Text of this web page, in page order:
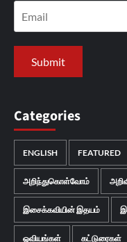
Categories
ENGLISH FEATURED
அறிந்துகொள்வோம்
இசைக்கவியின் இதயம்
ஓவியங்கள் கட்டுரைகள்